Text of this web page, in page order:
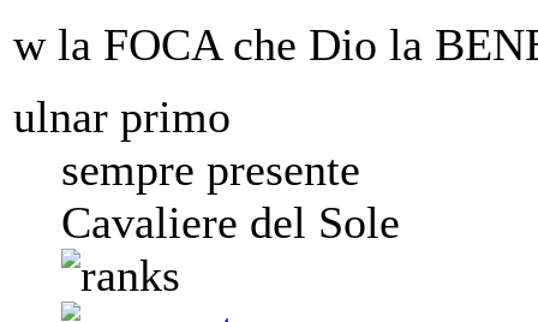
w la FOCA che Dio la
ulnar primo
sempre presente
Cavaliere del Sole